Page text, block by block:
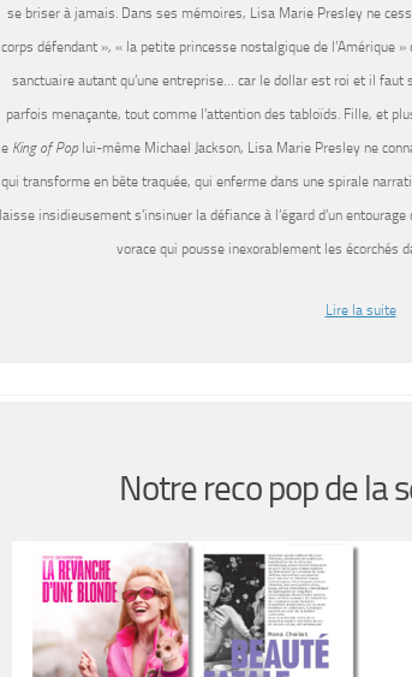
se briser à jamais. Dans ses mémoires, Lisa Marie Presley ne
corps défendant », « la petite princesse nostalgique de l’Amérique
sanctuaire autant qu’une entreprise… car le dollar est roi et il faut
parfois menaçante, tout comme l’attention des tabloïds. Fille, et
le King of Poplui-même Michael Jackson, Lisa Marie Presley ne
qui transforme en bête traquée, qui enferme dans une spirale
laisse insidieusement s’insinuer la défiance à l’égard d’un
vorace qui pousse inexorablement les écorchés
Lire la suite
Notre reco pop de la